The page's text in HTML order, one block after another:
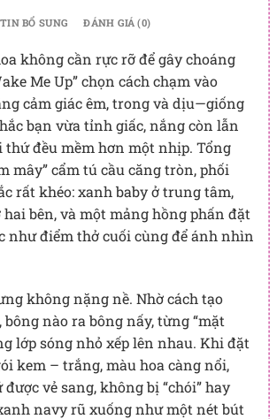
BỔ SUNG ĐÁNH GIÁ (0)
không cần rực rỡ để gây choáng
Me Up” chọn cách chạm vào
cảm giác êm, trong và dịu—giống
bạn vừa tỉnh giấc, nắng còn lẫn
thứ đều mềm hơn một nhịp. Tổng
mây” cẩm tú cầu căng tròn, phối
rất khéo: xanh baby ở trung tâm,
bên, và một mảng hồng phấn đặt
như điểm thở cuối cùng để ánh nhìn
không nặng nề. Nhờ cách tạo
nào ra bông nấy, từng “mặt
lớp sóng nhỏ xếp lên nhau. Khi đặt
kem – trắng, màu hoa càng nổi,
vẻ sang, không bị “chói” hay
navy rũ xuống như một nét bút